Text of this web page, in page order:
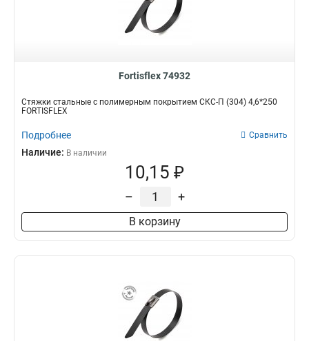
Fortisflex 74932
Стяжки стальные с полимерным покрытием СКС-П (304) 4,6*250
FORTISFLEX
Подробнее Сравнить
Наличие: В наличии
10,15 ₽
– +
В корзину